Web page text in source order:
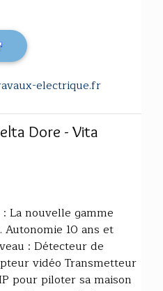
electrique.fr
Dore - Vita
La nouvelle gamme
10 ans et
: Détecteur de
vidéo Transmetteur
pour piloter sa maison